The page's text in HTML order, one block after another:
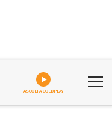
ASCOLTA GOLDPLAY